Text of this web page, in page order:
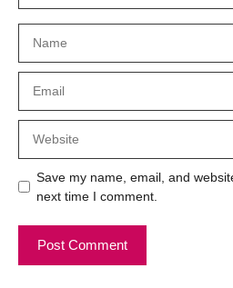
Save my name, email, and
next time I comment.